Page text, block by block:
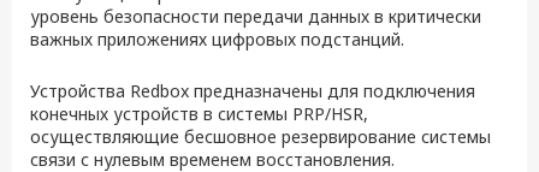
уровень безопасности передачи данных в критически
важных приложениях цифровых подстанций.
Устройства Redbox предназначены для подключения
конечных устройств в системы PRP/HSR,
осуществляющие бесшовное резервирование системы
связи с нулевым временем восстановления.